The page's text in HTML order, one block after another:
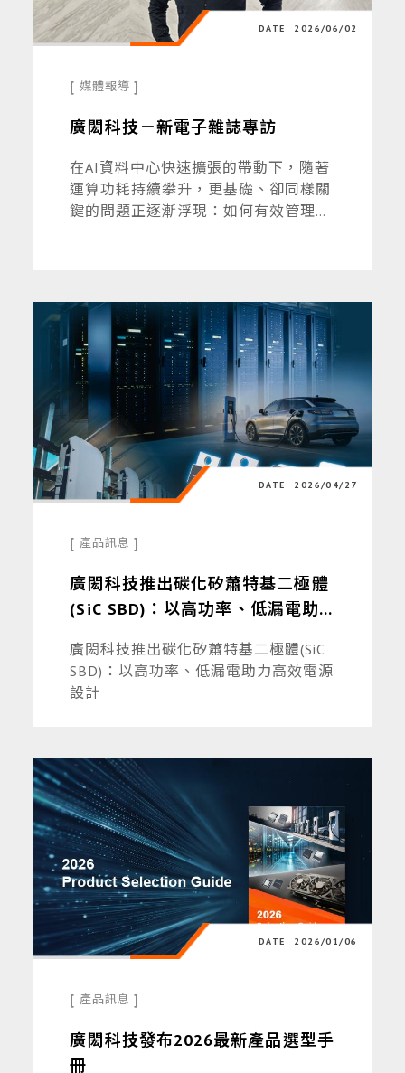
DATE 2026/06/02
[ 媒體報導 ]
廣閎科技－新電子雜誌專訪
在AI資料中心快速擴張的帶動下，隨著
運算功耗持續攀升，更基礎、卻同樣關
鍵的問題正逐漸浮現：如何有效管理電
DATE 2026/04/27
[ 產品訊息 ]
廣閎科技推出碳化矽蕭特基二極體
(SiC SBD)：以高功率、低漏電助
廣閎科技推出碳化矽蕭特基二極體(SiC
SBD)：以高功率、低漏電助力高效電源
設計
DATE 2026/01/06
[ 產品訊息 ]
廣閎科技發布2026最新產品選型手
冊